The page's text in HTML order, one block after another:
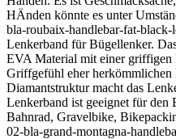
HÄnden könnte es unter
bla-roubaix-handlebar-fat-
Lenkerband für Bügellenker.
EVA Material mit einer
Griffgefühl eher
Diamantstruktur macht das
Lenkerband ist geeignet für den
Bahnrad, Gravelbike,
02-bla-grand-montagna-